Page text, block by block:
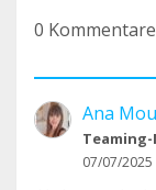
demostrando
montañas
cotidianas
0 Kommentare
Ana
07/07/2025